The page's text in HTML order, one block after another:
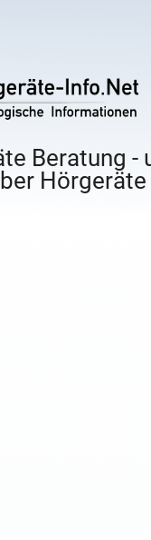
Beratung -
Hörgeräte